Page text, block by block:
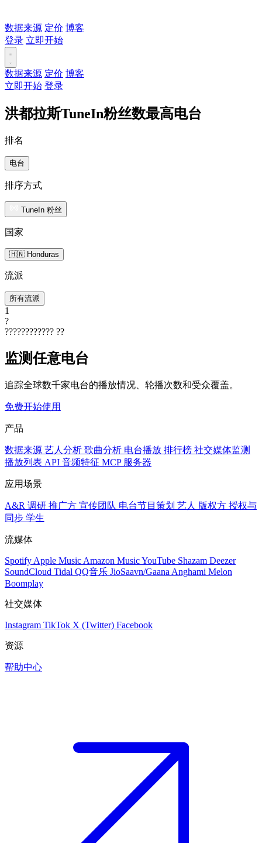
数据来源 定价 博客
登录 立即开始
数据来源 定价 博客
立即开始 登录
洪都拉斯TuneIn粉丝数最高电台
排名
电台
排序方式
TuneIn 粉丝
国家
🇭🇳 Honduras
流派
所有流派
1
?
???????????? ??
监测任意电台
追踪全球数千家电台的播放情况、轮播次数和受众覆盖。
免费开始使用
产品
数据来源 艺人分析 歌曲分析 电台播放 排行榜 社交媒体监测
播放列表 API 音频特征 MCP 服务器
应用场景
A&R 调研 推广方 宣传团队 电台节目策划 艺人 版权方 授权与
同步 学生
流媒体
Spotify Apple Music Amazon MusicYouTube Shazam Deezer
SoundCloud Tidal QQ音乐 JioSaavn/Gaana Anghami Melon
Boomplay
社交媒体
Instagram TikTok X (Twitter) Facebook
资源
帮助中心